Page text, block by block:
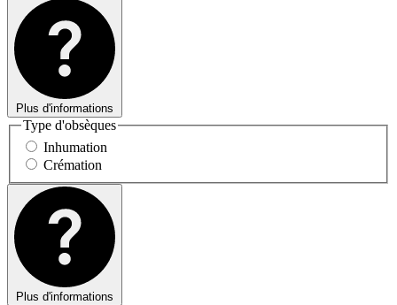
Plus d'informations
Type d'obsèques
Inhumation
Crémation
Plus d'informations